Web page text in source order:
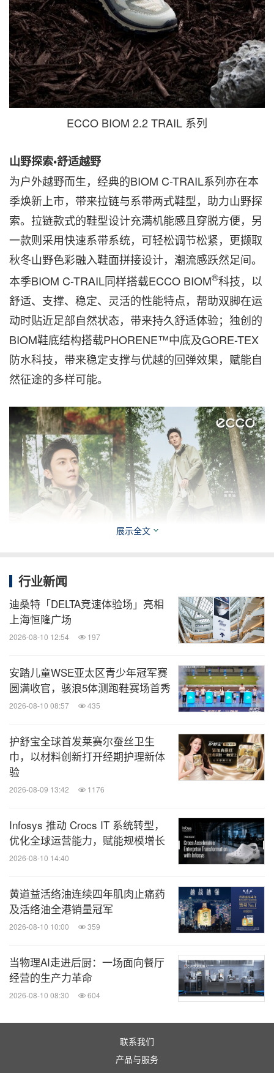
ECCO BIOM 2.2 TRAIL 系列
山野探索•舒适越野
为户外越野而生，经典的BIOM C-TRAIL系列亦在本
季焕新上市，带来拉链与系带两式鞋型，助力山野探
索。拉链款式的鞋型设计充满机能感且穿脱方便，另
一款则采用快速系带系统，可轻松调节松紧，更撷取
秋冬山野色彩融入鞋面拼接设计，潮流感跃然足间。
本季BIOM C-TRAIL同样搭载ECCO BIOM®科技，以
舒适、支撑、稳定、灵活的性能特点，帮助双脚在运
动时贴近足部自然状态，带来持久舒适体验；独创的
BIOM鞋底结构搭载PHORENE™中底及GORE-TEX
防水科技，带来稳定支撑与优越的回弹效果，赋能自
然征途的多样可能。
ECCO 品牌代言人黄景瑜演绎 ECCO BIOM C-
展示全文
行业新闻
迪桑特「DELTA竞速体验场」亮相
上海恒隆广场
2026-08-10 12:54 197
安踏儿童WSE亚太区青少年冠军赛
圆满收官，骇浪5体测跑鞋赛场首秀
2026-08-10 08:57 435
护舒宝全球首发莱赛尔蚕丝卫生
巾，以材料创新打开经期护理新体
验
2026-08-09 13:42 1176
Infosys 推动 Crocs IT 系统转型，
优化全球运营能力，赋能规模增长
2026-08-10 14:40
黄道益活络油连续四年肌肉止痛药
及活络油全港销量冠军
2026-08-10 10:00 359
当物理AI走进后厨：一场面向餐厅
经营的生产力革命
2026-08-10 08:30 604
联系我们
产品与服务